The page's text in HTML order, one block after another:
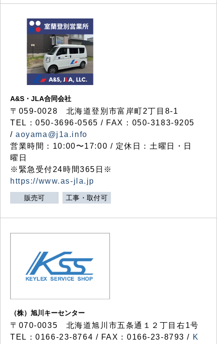
A&S・JLA合同会社
〒 059-0028 北海道登別市富岸町2丁目 8-1
TEL：050-3696-0565 / FAX：050-3183-9205
/aoyama@j1a.info
営業時間：10:00〜17:00 / 定休日：土曜日・日
曜日
※緊急受付24時間365日※
https://www.as-jla.jp
販売可 工事・取付可
（株）旭川キーセンター
〒070-0035 北海道旭川市五条通１２丁目右1号
TEL：0166-23-8764 / FAX：0166-23-8793 / K